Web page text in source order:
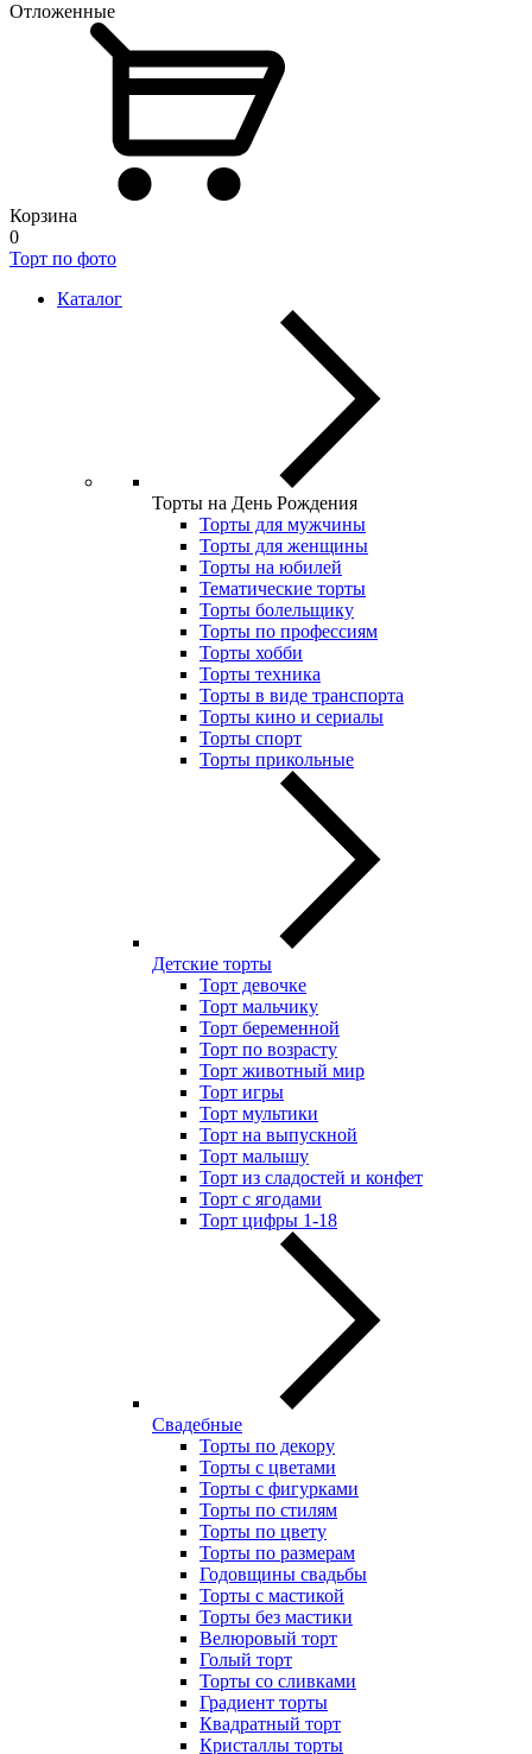
Отложенные
Корзина
0
Торт по фото
Каталог
Торты на День Рождения
Торты для мужчины
Торты для женщины
Торты на юбилей
Тематические торты
Торты болельщику
Торты по профессиям
Торты хобби
Торты техника
Торты в виде транспорта
Торты кино и сериалы
Торты спорт
Торты прикольные
Детские торты
Торт девочке
Торт мальчику
Торт беременной
Торт по возрасту
Торт животный мир
Торт игры
Торт мультики
Торт на выпускной
Торт малышу
Торт из сладостей и конфет
Торт с ягодами
Торт цифры 1-18
Свадебные
Торты по декору
Торты с цветами
Торты с фигурками
Торты по стилям
Торты по цвету
Торты по размерам
Годовщины свадьбы
Торты с мастикой
Торты без мастики
Велюровый торт
Голый торт
Торты со сливками
Градиент торты
Квадратный торт
Кристаллы торты